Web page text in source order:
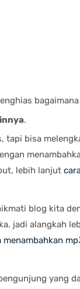
.
bisa
lebih lanjut
blog kita
jadi alangkah
menambahkan
yang